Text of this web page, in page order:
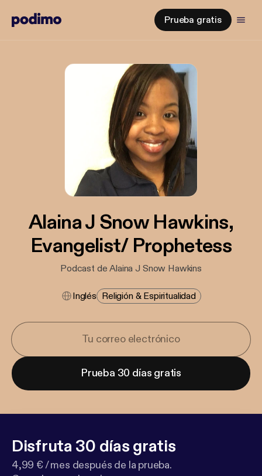
Prueba gratis
Alaina J Snow Hawkins,
Evangelist/ Prophetess
Podcast de Alaina J Snow Hawkins
Inglés Religión & Espiritualidad
Prueba 30 días gratis
Disfruta 30 días gratis
4,99 € / mes después de la prueba.